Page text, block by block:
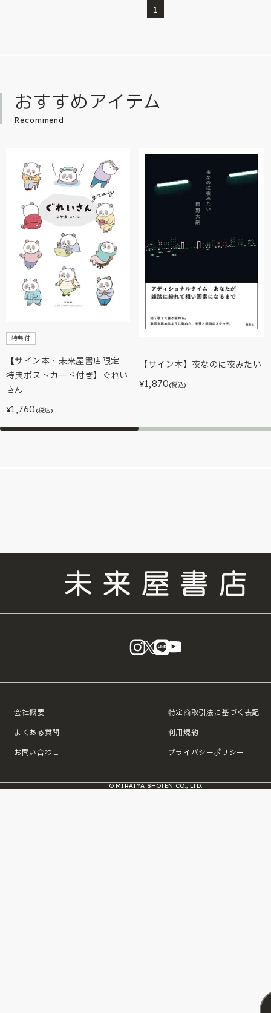
1
おすすめアイテム
Recommend
特典付
【サイン本・未来屋書店限定
特典ポストカード付き】ぐれい
さん
¥1,760 (税込)
【サイン本】夜なのに夜みたい
¥1,870(税込)
instagram
X LINE
会社概要
よくある質問
お問い合わせ
特定商取引法に基づく表記
利用規約
プライバシーポリシー
© MIRAIYA SHOTEN CO., LTD.